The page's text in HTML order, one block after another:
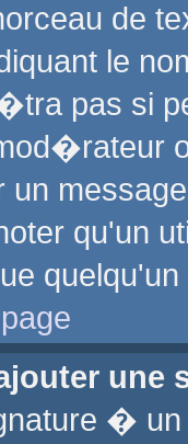
de
le
pas si
un
qu'un
une
�